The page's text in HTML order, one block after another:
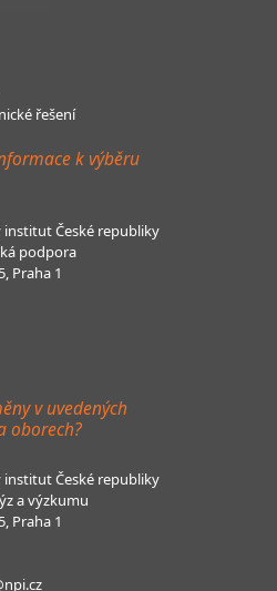
řešení
k výběru
České republiky
podpora
Praha 1
v uvedených
oborech?
České republiky
a výzkumu
Praha 1